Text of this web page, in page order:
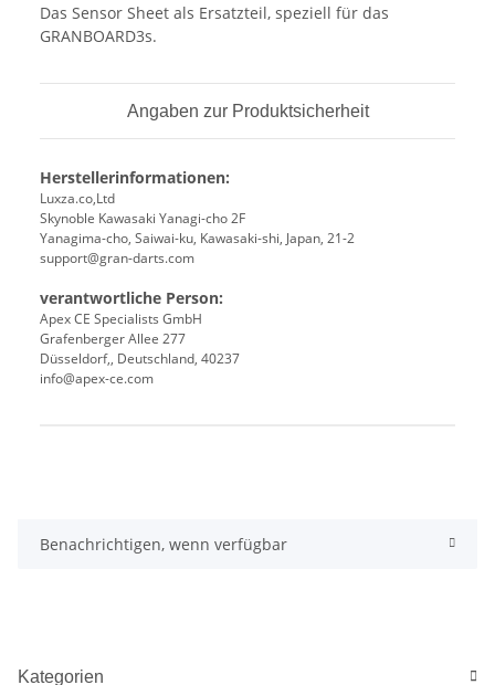
Das Sensor Sheet als Ersatzteil, speziell für das
GRANBOARD3s.
Angaben zur Produktsicherheit
Herstellerinformationen:
Luxza.co,Ltd
Skynoble Kawasaki Yanagi-cho 2F
Yanagima-cho, Saiwai-ku, Kawasaki-shi, Japan, 21-2
support@gran-darts.com
verantwortliche Person:
Apex CE Specialists GmbH
Grafenberger Allee 277
Düsseldorf,, Deutschland, 40237
info@apex-ce.com
Benachrichtigen, wenn verfügbar
Kategorien